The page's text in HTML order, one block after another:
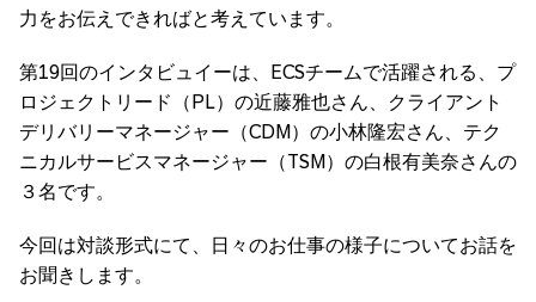
力をお伝えできればと考えています。
第19回のインタビュイーは、ECSチームで活躍される、プ
ロジェクトリード（PL）の近藤雅也さん、クライアント
デリバリーマネージャー（CDM）の小林隆宏さん、テク
ニカルサービスマネージャー（TSM）の白根有美奈さんの
３名です。
今回は対談形式にて、日々のお仕事の様子についてお話を
お聞きします。